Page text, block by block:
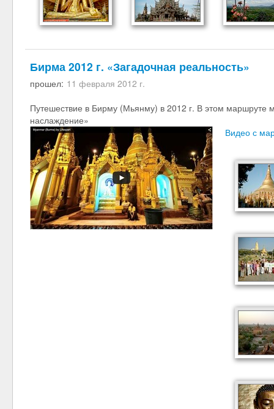
Бирма 2012 г. «Загадочная реальность»
прошел: 11 февраля 2012 г.
Путешествие в Бирму (Мьянму) в 2012 г. В этом маршруте
наслаждение»
Видео с